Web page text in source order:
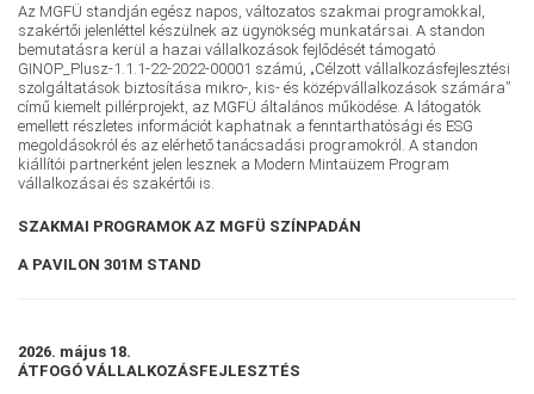
Az MGFÜ standján egész napos, változatos szakmai programokkal,
szakértői jelenléttel készülnek az ügynökség munkatársai. A standon
bemutatásra kerül a hazai vállalkozások fejlődését támogató
GINOP_Plusz-1.1.1-22-2022-00001 számú, „Célzott vállalkozásfejlesztési
szolgáltatások biztosítása mikro-, kis- és középvállalkozások számára”
című kiemelt pillérprojekt, az MGFÜ általános működése. A látogatók
emellett részletes információt kaphatnak a fenntarthatósági és ESG
megoldásokról és az elérhető tanácsadási programokról. A standon
kiállítói partnerként jelen lesznek a Modern Mintaüzem Program
vállalkozásai és szakértői is.
SZAKMAI PROGRAMOK AZ MGFÜ SZÍNPADÁN
A PAVILON 301M STAND
2026. május 18.
ÁTFOGÓ VÁLLALKOZÁSFEJLESZTÉS